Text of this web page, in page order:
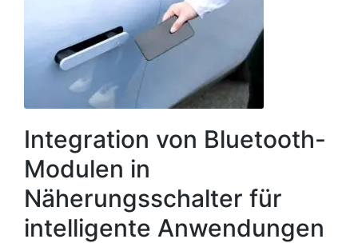
Integration von Bluetooth-
Modulen in
Näherungsschalter für
intelligente Anwendungen